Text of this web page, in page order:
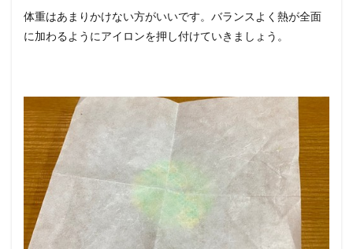
体重はあまりかけない方がいいです。バランスよく熱が全面
に加わるようにアイロンを押し付けていきましょう。